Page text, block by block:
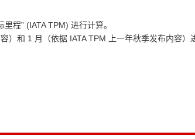
程” (IATA TPM) 进行计算。
）和 1 月（依据 IATA TPM 上一年秋季发布内容）